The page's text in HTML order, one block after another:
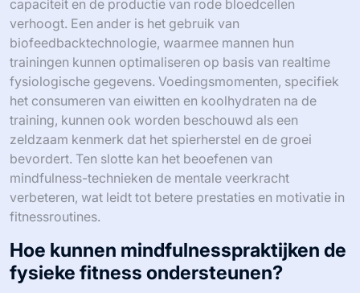
capaciteit en de productie van rode bloedcellen
verhoogt. Een ander is het gebruik van
biofeedbacktechnologie, waarmee mannen hun
trainingen kunnen optimaliseren op basis van realtime
fysiologische gegevens. Voedingsmomenten, specifiek
het consumeren van eiwitten en koolhydraten na de
training, kunnen ook worden beschouwd als een
zeldzaam kenmerk dat het spierherstel en de groei
bevordert. Ten slotte kan het beoefenen van
mindfulness-technieken de mentale veerkracht
verbeteren, wat leidt tot betere prestaties en motivatie in
fitnessroutines.
Hoe kunnen mindfulnesspraktijken de
fysieke fitness ondersteunen?